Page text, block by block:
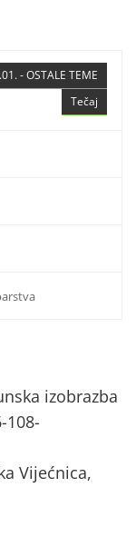
- OSTALE TEME
Tečaj
izobrazba
108-
Vijećnica,